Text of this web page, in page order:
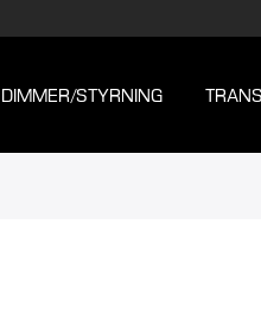
DIMMER/STYRNING